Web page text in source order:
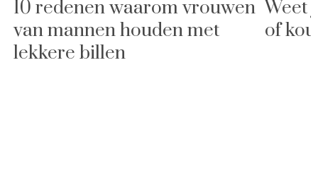
10 redenen waarom vrouwen
van mannen houden met
lekkere billen
Weet
of